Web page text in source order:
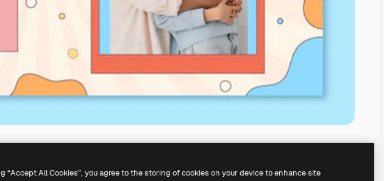
“Accept All Cookies”, you agree to the storing of cookies on your device to enhance site